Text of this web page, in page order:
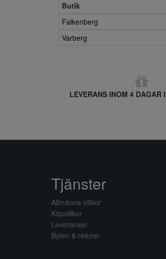
Butik
Falkenberg
Varberg
LEVERANS INOM 4 DAGAR
Tjänster
Allmänna villkor
Köpvillkor
Leveranser
Byten & returer